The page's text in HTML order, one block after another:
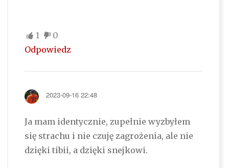
1
0
Odpowiedz
2023-09-16 22:48
Ja mam identycznie, zupełnie wyzbyłem
się strachu i nie czuję zagrożenia, ale nie
dzięki tibii, a dzięki snejkowi.